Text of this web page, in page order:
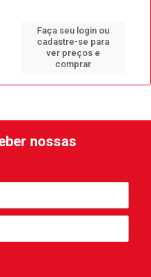
Faça seu login ou
cadastre-se para
ver preços e
comprar
nossas